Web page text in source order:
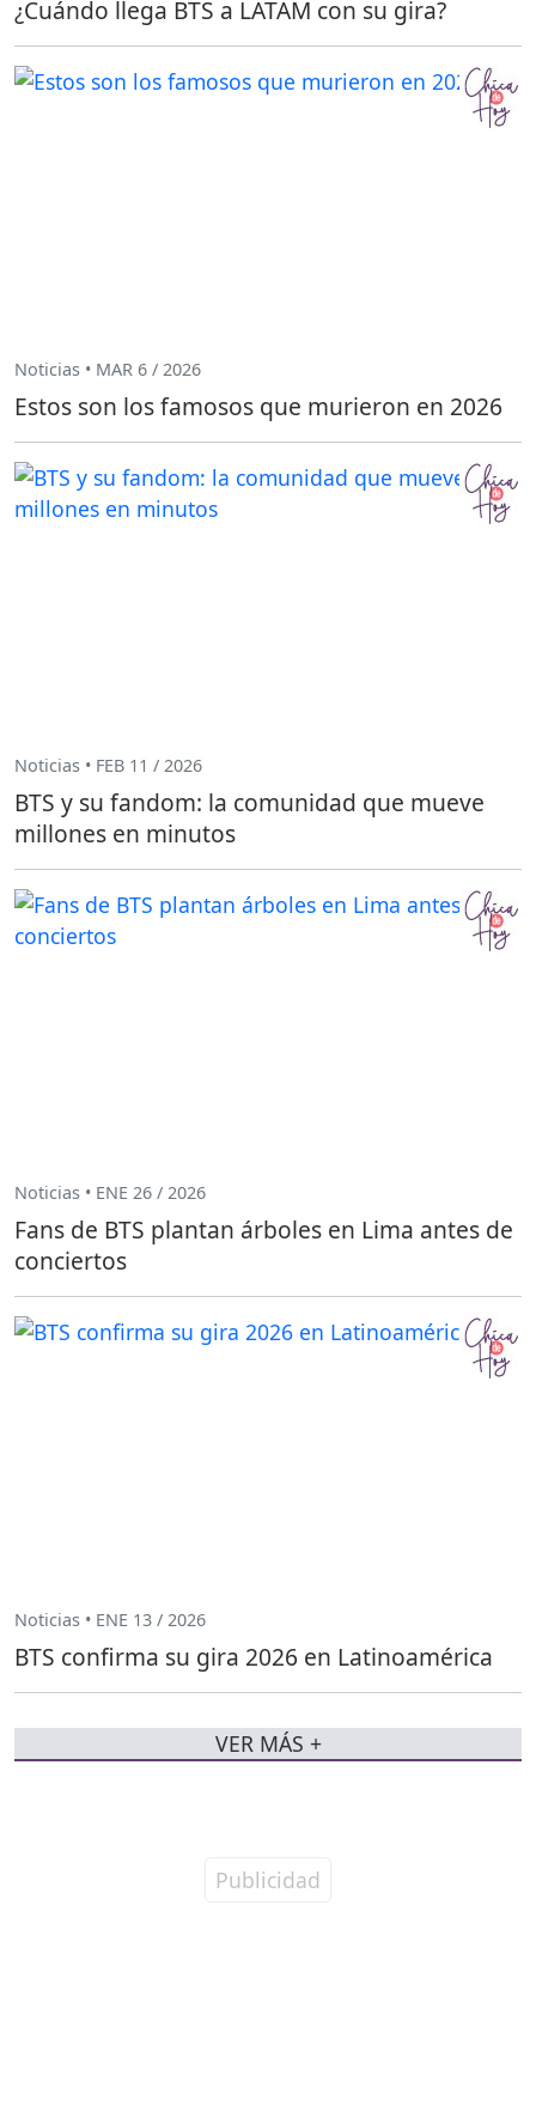
¿Cuándo llega BTS a LATAM con su gira?
Noticias • MAR 6 / 2026
Estos son los famosos que murieron en 2026
Noticias • FEB 11 / 2026
BTS y su fandom: la comunidad que mueve
millones en minutos
Noticias • ENE 26 / 2026
Fans de BTS plantan árboles en Lima antes de
conciertos
Noticias • ENE 13 / 2026
BTS confirma su gira 2026 en Latinoamérica
VER MÁS +